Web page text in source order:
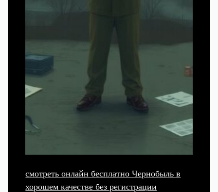
смотреть онлайн бесплатно Чернобыль в
хорошем качестве без регистрации